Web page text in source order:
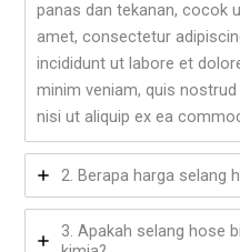
panas dan tekanan, cocok
amet, consectetur
incididunt ut labore et
minim veniam, quis
nisi ut aliquip ex ea
2. Berapa harga selang
3. Apakah selang hose